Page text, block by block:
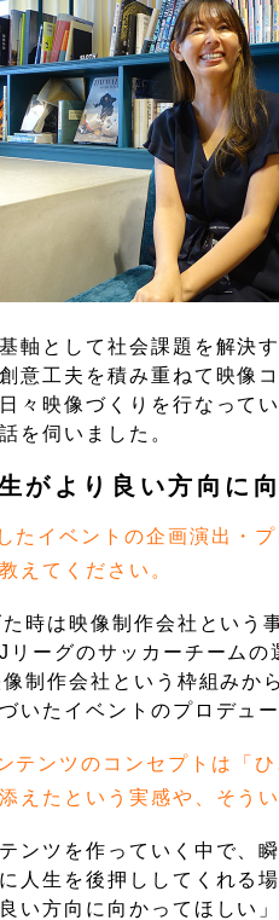
軸として社会課題を解決
意工夫を積み重ねて映像
々映像づくりを行なって
を伺いました。
がより良い方向に
たイベントの企画演出・
えてください。
時は映像制作会社という
リーグのサッカーチーム
制作会社という枠組みか
いたイベントのプロデュ
テンツのコンセプトは「
えたという実感や、そう
ンツを作っていく中で、
人生を後押ししてくれる
い方向に向かってほしい